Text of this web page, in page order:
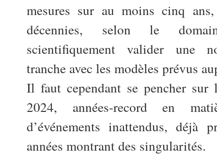
mesures sur au moins cinq
décennies, selon le
scientifiquement valider une
tranche avec les modèles prévus
Il faut cependant se pencher
2024, années-record en
d’événements inattendus, déjà
années montrant des singularités.